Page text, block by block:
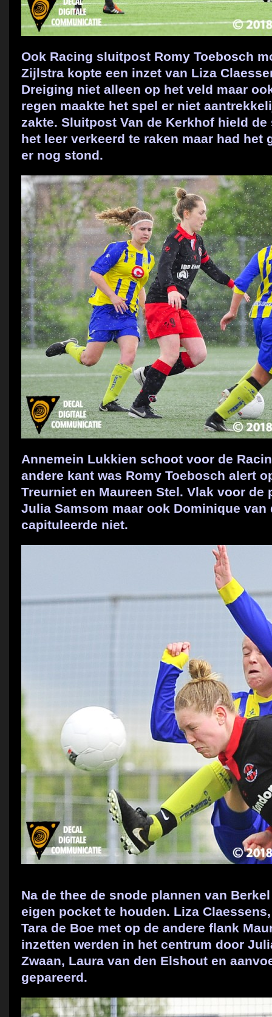
Ook Racing sluitpost Romy Toebosch
Zijlstra kopte een inzet van Liza
Dreiging niet alleen op het veld maar
regen maakte het spel er niet
zakte. Sluitpost Van de Kerkhof hield
het leer verkeerd te raken maar had het
er nog stond.
Annemein Lukkien schoot voor de
andere kant was Romy Toebosch alert
Treurniet en Maureen Stel. Vlak voor de
Julia Samsom maar ook Dominique van
capituleerde niet.
Na de thee de snode plannen van
eigen pocket te houden. Liza
Tara de Boe met op de andere flank
inzetten werden in het centrum door
Zwaan, Laura van den Elshout en
gepareerd.